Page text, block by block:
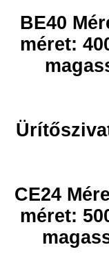
BE40
méret:
CE24
méret: